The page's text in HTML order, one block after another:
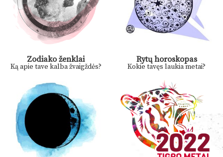
Zodiako ženklai
Ką apie tave kalba žvaigždės?
Rytų horoskopas
Kokie tavęs laukia metai?